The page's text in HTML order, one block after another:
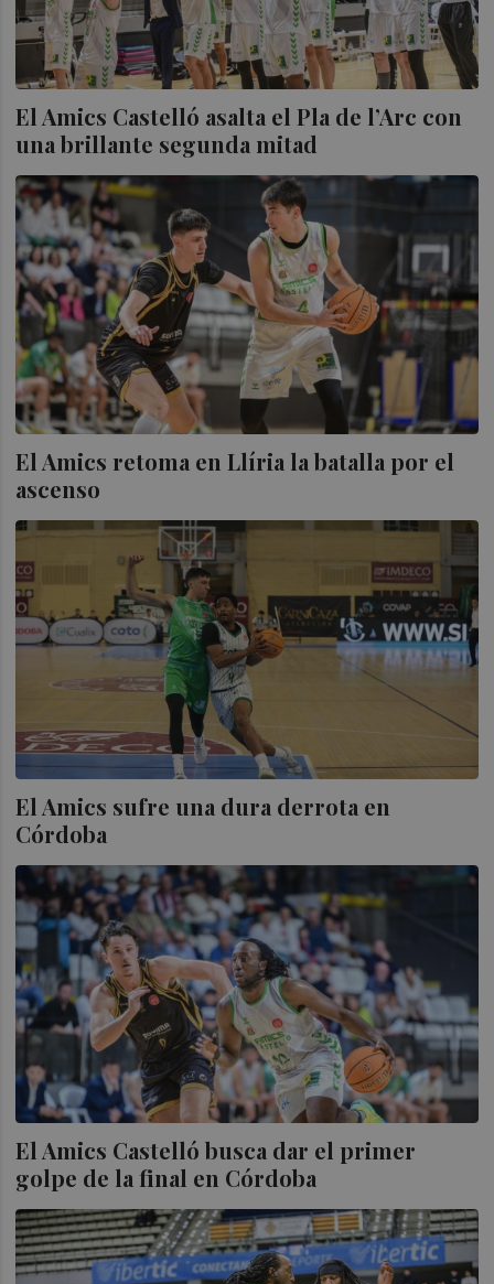
El Amics Castelló asalta el Pla de l’Arc con
una brillante segunda mitad
El Amics retoma en Llíria la batalla por el
ascenso
El Amics sufre una dura derrota en
Córdoba
El Amics Castelló busca dar el primer
golpe de la final en Córdoba